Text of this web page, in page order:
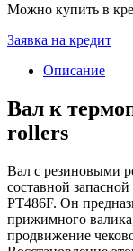
Можно купить в
Заявка на кредит
Описание
Вал к
rollers
Вал с резиновыми
составной
PT486F. Он
прижимного
продвижение